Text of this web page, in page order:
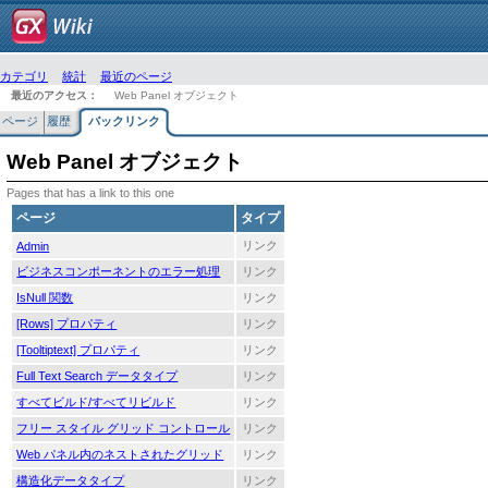
カテゴリ 統計
最近のページ
最近のアクセス：
Web Panel オブジェクト
ページ 履歴 バックリンク
Web Panel オブジェクト
Pages that has a link to this one
ページ タイプ
Admin
リンク
ビジネスコンポーネントのエラー処理
リンク
IsNull 関数
リンク
[Rows] プロパティ
リンク
[Tooltiptext] プロパティ
リンク
Full Text Search データタイプ
リンク
すべてビルド/すべてリビルド
リンク
フリー スタイル グリッド コントロール
リンク
Web パネル内のネストされたグリッド
リンク
構造化データタイプ
リンク